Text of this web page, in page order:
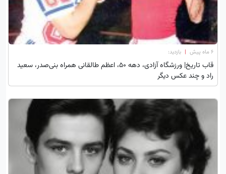
۶ ماه پیش | بازدید:
قاب تاریخ| ورزشگاه آزادی، دهه ۵۰، اعظم طالقانی همراه بنی‌صدر، سعید
راد و چند عکس دیگر